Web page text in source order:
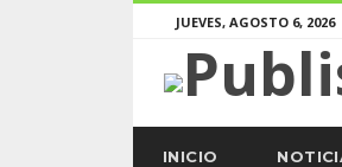
JUEVES, AGOSTO 6, 2026
INICIO